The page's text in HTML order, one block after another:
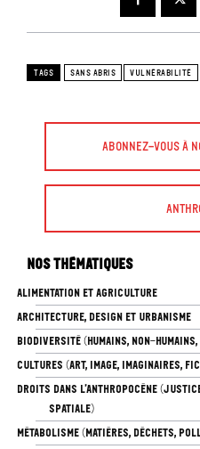
TAGS SANS ABRIS VULNÉRABILITÉ
Abonnez-vous à
Nos thématiques
ALIMENTATION ET AGRICULTURE
ARCHITECTURE, DESIGN ET URBANISME
BIODIVERSITÉ (HUMAINS, NON-
CULTURES (ART, IMAGE, IMAGINAIRES,
DROITS DANS L’ANTHROPOCÈNE
SPATIALE)
MÉTABOLISME (MATIÈRES, DÉCHETS,